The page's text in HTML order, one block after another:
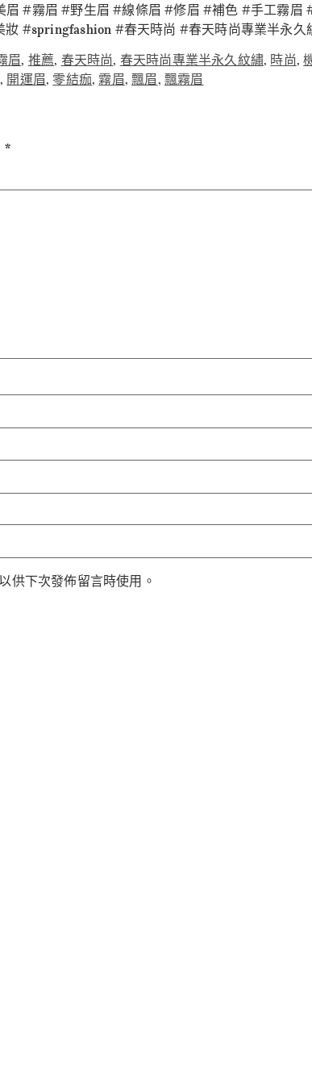
#霧眉 #野生眉 #線條眉 #修眉 #補色 #手工霧眉
#springfashion #春天時尚 #春天時尚專業半永久
眉, 推薦, 春天時尚, 春天時尚專業半永久紋繡, 時尚,
, 開運眉, 零結痂,霧眉,飄眉, 飄霧眉
*
供下次發佈留言時使用。